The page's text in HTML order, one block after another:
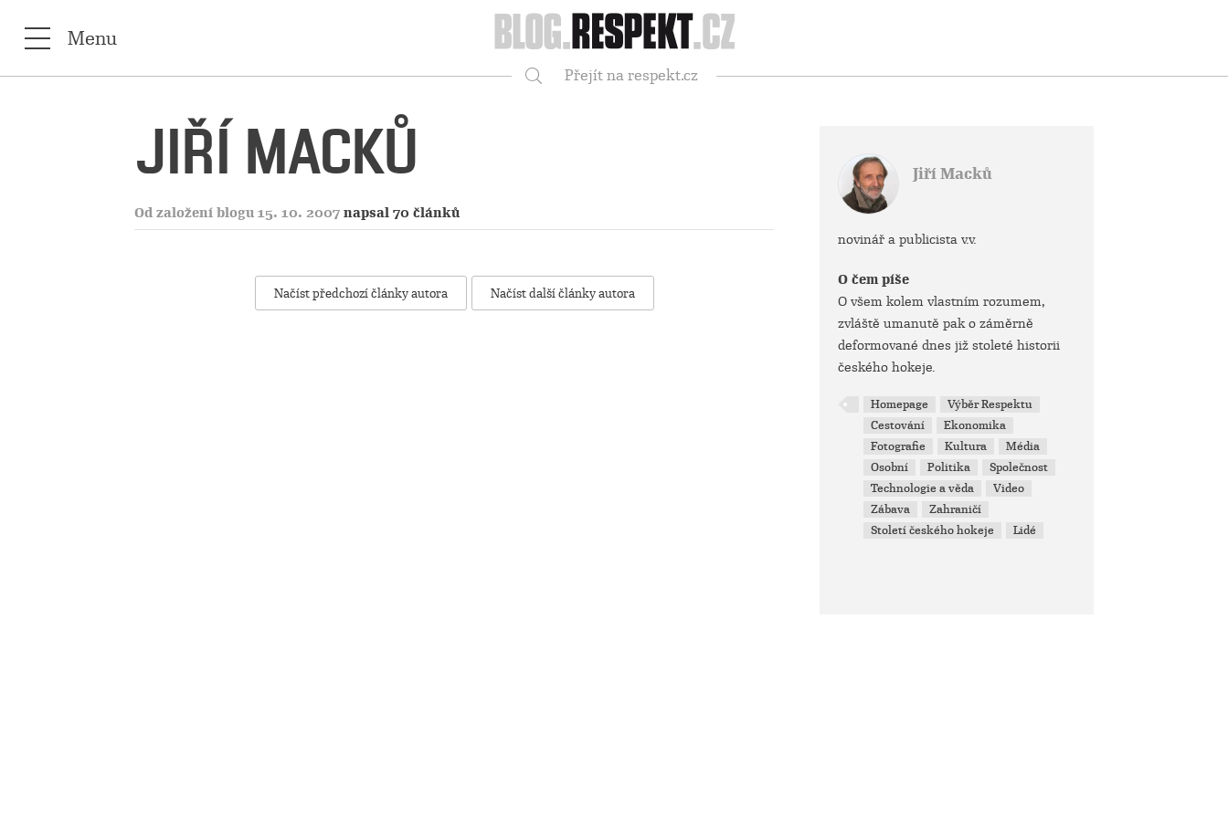
Respekt
Menu
Přejít na respekt.cz
JIŘÍ MACKŮ
Od založení blogu 15. 10. 2007 napsal 70 článků
Načíst předchozí články autora Načíst další články autora
Jiří Macků
novinář a publicista v.v.
O čem píše
O všem kolem vlastním rozumem,
zvláště umanutě pak o záměrně
deformované dnes již stoleté historii
českého hokeje.
Homepage
Výběr Respektu
Cestování
Ekonomika
Fotografie
Kultura
Média
Osobní
Politika
Společnost
Technologie a věda
Video
Zábava
Zahraničí
Století českého hokeje
Lidé